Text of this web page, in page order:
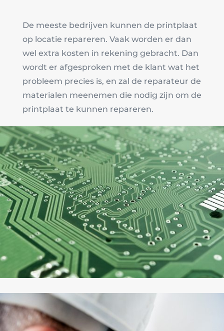
De meeste bedrijven kunnen de printplaat
op locatie repareren. Vaak worden er dan
wel extra kosten in rekening gebracht. Dan
wordt er afgesproken met de klant wat het
probleem precies is, en zal de reparateur de
materialen meenemen die nodig zijn om de
printplaat te kunnen repareren.